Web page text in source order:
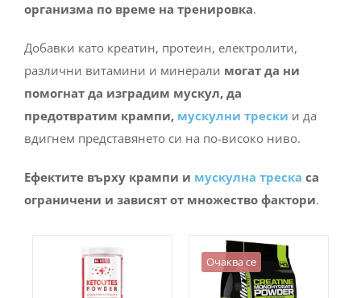
организма по време на тренировка.
Добавки като креатин, протеин, електролити,
различни витамини и минерали могат да ни
помогнат да изградим мускул, да
предотвратим крампи, мускулни трески и да
вдигнем представянето си на по-високо ниво.
Ефектите върху крампи и мускулна треска са
ограничени и зависят от множество фактори.
Очаква се